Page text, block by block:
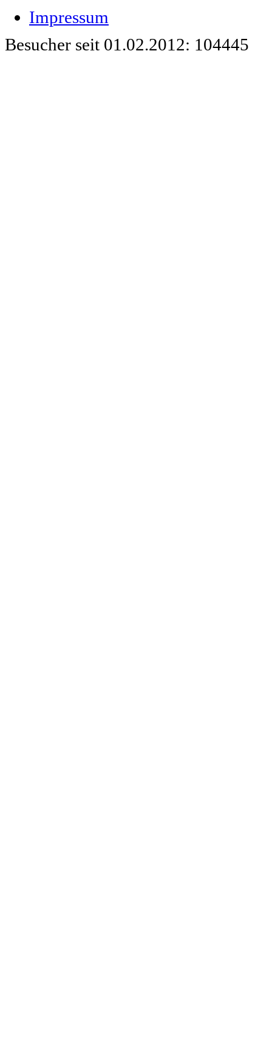
Impressum
Besucher seit 01.02.2012: 104445